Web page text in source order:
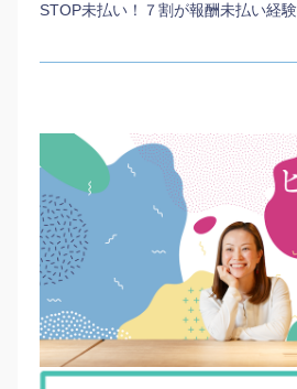
STOP未払い！７割が報酬未払い経